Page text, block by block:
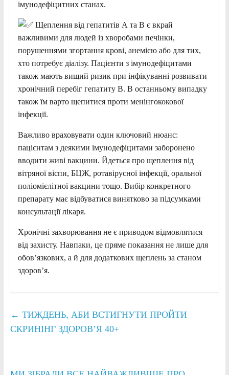
імунодефіцитних станах.
Щеплення від гепатитів А та В є вкрай
важливими для людей із хворобами печінки,
порушеннями згортання крові, анемією або для тих,
хто потребує діалізу. Пацієнти з імунодефіцитами
також мають вищий ризик при інфікуванні розвивати
хронічний перебіг гепатиту В. В останньому випадку
також їм варто щепитися проти менінгококової
інфекції.
Важливо враховувати один ключовий нюанс:
пацієнтам з деякими імунодефіцитами заборонено
вводити живі вакцини. Йдеться про щеплення від
вітряної віспи, БЦЖ, ротавірусної інфекції, оральної
поліомієлітної вакцини тощо. Вибір конкретного
препарату має відбуватися винятково за підсумками
консультації лікаря.
Хронічні захворювання не є приводом відмовлятися
від захисту. Навпаки, це пряме показання не лише для
обов’язкових, а й для додаткових щеплень за станом
здоров’я.
← ТИЖДЕНЬ, АБИ ВСТИГНУТИ ПРОЙТИ
СКРИНІНГ ЗДОРОВ’Я 40+